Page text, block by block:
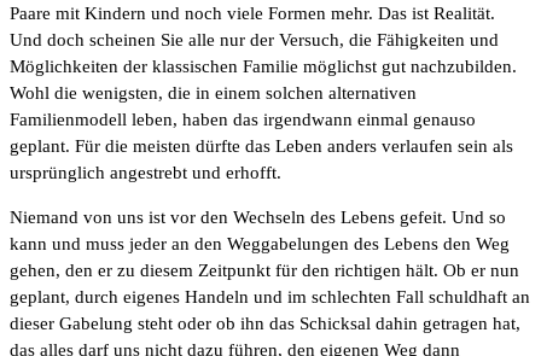
Paare mit Kindern und noch viele Formen mehr. Das ist Realität.
Und doch scheinen Sie alle nur der Versuch, die Fähigkeiten und
Möglichkeiten der klassischen Familie möglichst gut nachzubilden.
Wohl die wenigsten, die in einem solchen alternativen
Familienmodell leben, haben das irgendwann einmal genauso
geplant. Für die meisten dürfte das Leben anders verlaufen sein als
ursprünglich angestrebt und erhofft.
Niemand von uns ist vor den Wechseln des Lebens gefeit. Und so
kann und muss jeder an den Weggabelungen des Lebens den Weg
gehen, den er zu diesem Zeitpunkt für den richtigen hält. Ob er nun
geplant, durch eigenes Handeln und im schlechten Fall schuldhaft an
dieser Gabelung steht oder ob ihn das Schicksal dahin getragen hat,
das alles darf uns nicht dazu führen, den eigenen Weg dann